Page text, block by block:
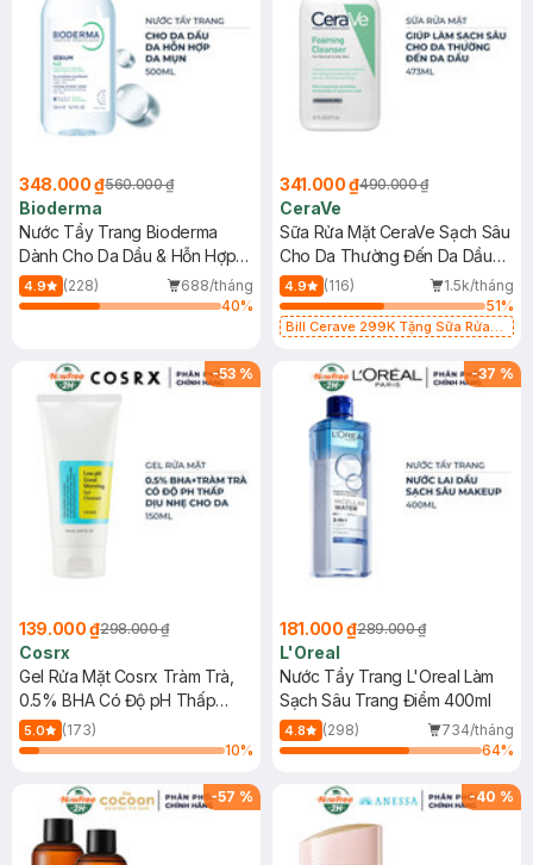
348.000 ₫560.000 ₫
Bioderma
Nước Tẩy Trang Bioderma
Dành Cho Da Dầu & Hỗn Hợp
500ml
4.9 (228)
688/tháng
40%
341.000 ₫490.000 ₫
CeraVe
Sữa Rửa Mặt CeraVe Sạch Sâu
Cho Da Thường Đến Da Dầu
473ml
4.9 (116)
1.5k/tháng
51%
Bill Cerave 299K Tặng Sữa Rửa
-53 %
139.000 ₫298.000 ₫
Cosrx
Gel Rửa Mặt Cosrx Tràm Trà,
0.5% BHA Có Độ pH Thấp
150ml
5.0
(173)
10%
-37 %
181.000 ₫289.000 ₫
L'Oreal
Nước Tẩy Trang L'Oreal Làm
Sạch Sâu Trang Điểm 400ml
4.8 (298)
734/tháng
64%
-57 % -40 %